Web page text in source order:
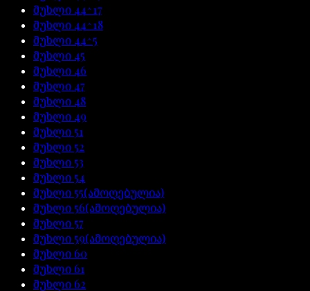
მუხლი 44^17
მუხლი 44^18
მუხლი 44^5
მუხლი 45
მუხლი 46
მუხლი 47
მუხლი 48
მუხლი 49
მუხლი 51
მუხლი 52
მუხლი 53
მუხლი 54
მუხლი 55(ამოღებულია)
მუხლი 56(ამოღებულია)
მუხლი 57
მუხლი 59(ამოღებულია)
მუხლი 60
მუხლი 61
მუხლი 62